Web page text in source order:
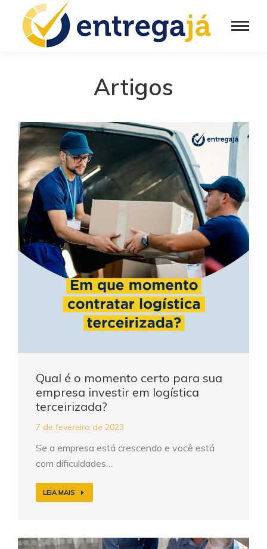
Artigos
Qual é o momento certo para sua
empresa investir em logística
terceirizada?
7 de fevereiro de 2023
Se a empresa está crescendo e você está
com dificuldades…
LEIA MAIS